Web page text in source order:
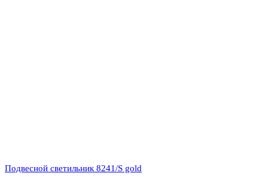
Подвесной светильник 8241/S gold